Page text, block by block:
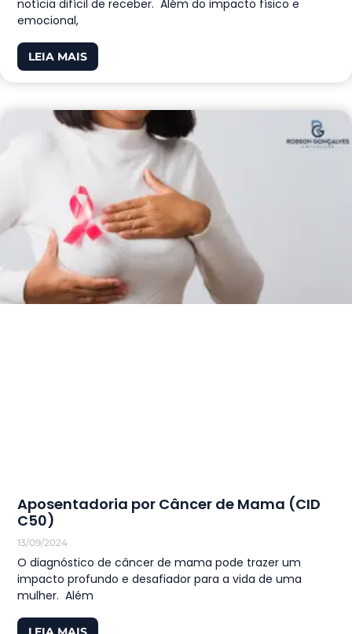
notícia difícil de receber. Além do impacto físico e
emocional,
LEIA MAIS
Aposentadoria por Câncer de Mama (CID
C50)
13/09/2024
O diagnóstico de câncer de mama pode trazer um
impacto profundo e desafiador para a vida de uma
mulher. Além